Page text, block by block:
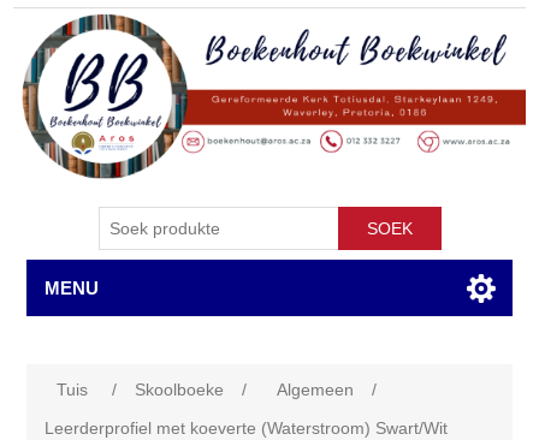
SOEK
MENU
Tuis / Skoolboeke / Algemeen
/
Leerderprofiel met koeverte (Waterstroom) Swart/Wit